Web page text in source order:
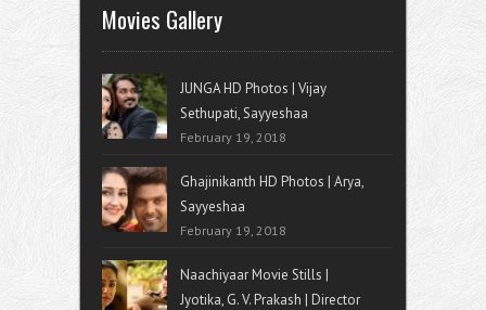
Movies Gallery
JUNGA HD Photos | Vijay
Sethupati, Sayyeshaa
February 19, 2018
Ghajinikanth HD Photos | Arya,
Sayyeshaa
February 19, 2018
Naachiyaar Movie Stills |
Jyotika, G. V. Prakash | Director